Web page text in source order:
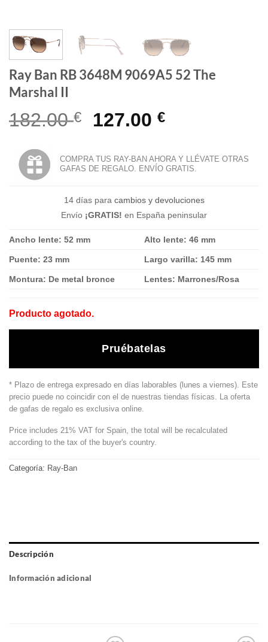
Ray Ban RB 3648M 9069A5 52 The
Marshal II
182.00€
El
original
era:
182.00 €.
127.00 €El
actual
es:
127.00 €.
COMPRA TUS RAY-BAN AHORA Y LLÉVATE OTRAS
GAFAS DE REGALO. ENVÍO GRATIS.
14 días para cambios y devoluciones
Envío ¡GRATIS! en España peninsular
Ancho lente: 52 mm Alto lente: 46 mm
Puente: 23 mm Largo varilla: 145 mm
Montura: De metal bronce Lentes: Marrones/Rosa
Producto agotado.
Pruébatelas
* Plazo de entrega expresado en días laborables (lunes a viernes). Este
precio puede no coincidir con el de nuestras tiendas físicas. La oferta
de gafas de regalo es exclusiva online.
Price includes 21% VAT for Spain, the total will be recalculated
according to the tax of the buyer's country.
Categoría: Ray-Ban
Descripción
Información adicional